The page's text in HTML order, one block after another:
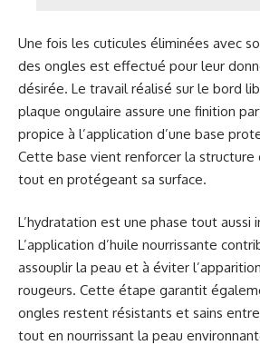
Une fois les cuticules éliminées avec
des ongles est effectué pour leur
désirée. Le travail réalisé sur le bord
plaque ongulaire assure une finition
propice à l’application d’une base
Cette base vient renforcer la structure
tout en protégeant sa surface.
L’hydratation est une phase tout aussi
L’application d’huile nourrissante
assouplir la peau et à éviter
rougeurs. Cette étape garantit
ongles restent résistants et sains
tout en nourrissant la peau